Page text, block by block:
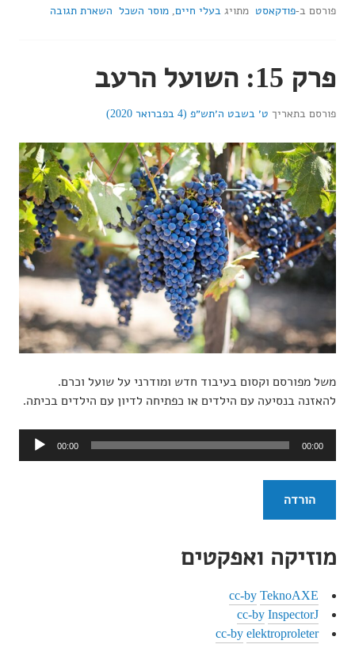
פורסם ב-פודקאסט מתויג בעלי חיים, מוסר השכל השארת תגובה
פרק 15: השועל הרעב
פורסם בתאריך ט׳ בשבט ה׳תש״פ (4 בפברואר 2020)
משל מפורסם וקסום בעיבוד חדש ומודרני על שועל וכרם.
להאזנה בנסיעה עם הילדים או כפתיחה לדיון עם הילדים בכיתה.
אודיו
00:00 00:00
הורדה
מוזיקה ואפקטים
cc-byTeknoAXE
cc-byInspectorJ
cc-byelektroproleter